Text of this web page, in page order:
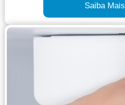
Saiba Mais